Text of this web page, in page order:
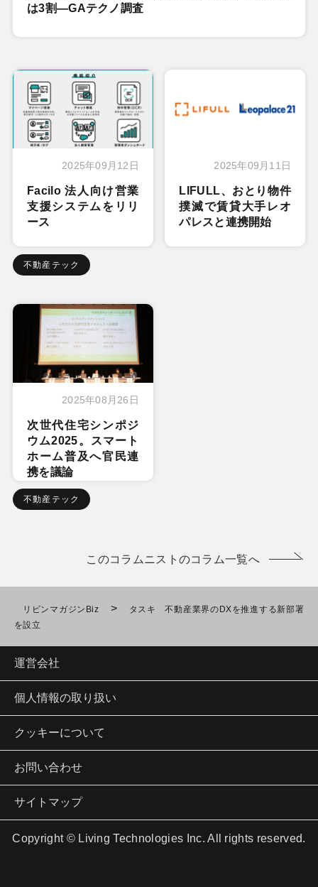
は3割―GAテクノ調査
2025年09月12日
Facilo 法人向け営業
支援システムをリリ
ース
不動産テック
2025年09月11日
LIFULL、おとり物件
撲滅で賃貸大手レオ
パレスと連携開始
2025年08月26日
次世代住宅シンポジ
ウム2025。スマート
ホーム普及へ官民連
携を議論
不動産テック
このコラムニストのコラム一覧へ
リビンマガジンBiz >
タスキ 不動産業界のDXを推進する新部署
を設立
運営会社
個人情報の取り扱い
クッキーについて
お問い合わせ
サイトマップ
Copyright © Living Technologies Inc. All rights reserved.